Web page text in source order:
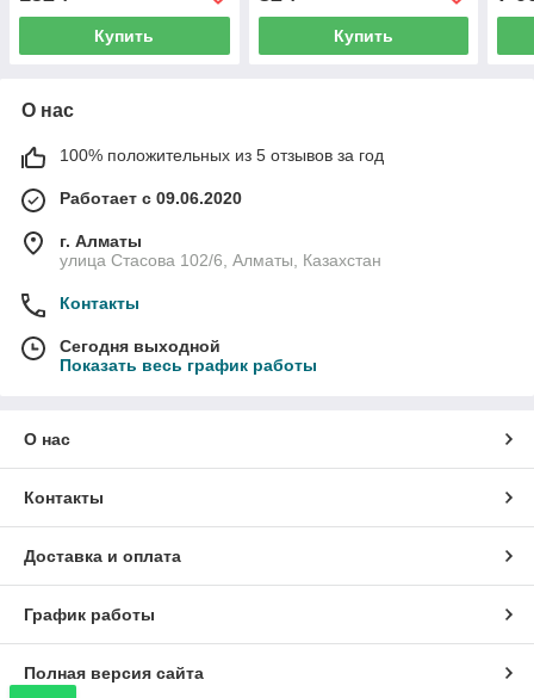
Купить Купить
О нас
100% положительных из 5 отзывов за год
Работает с 09.06.2020
г. Алматы
улица Стасова 102/6, Алматы, Казахстан
Контакты
Сегодня выходной
Показать весь график работы
О нас
Контакты
Доставка и оплата
График работы
Полная версия сайта